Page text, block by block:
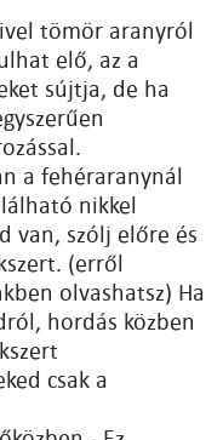
tömör aranyról
elő, az a
sújtja, de ha
a fehéraranynál
nikkel
van, szólj előre és
(erről
olvashatsz) Ha
hordás közben
csak a